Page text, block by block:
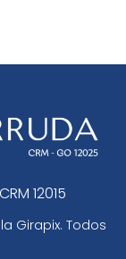
12015
Girapix. Todos